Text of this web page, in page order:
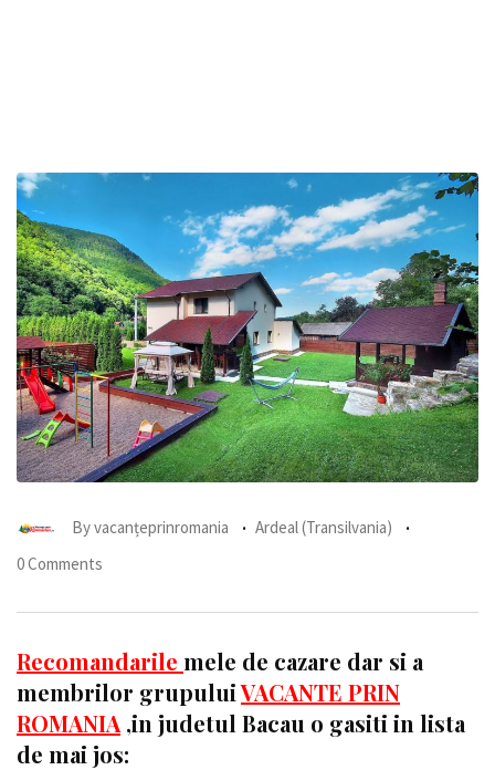
Byvacanțeprinromania
Ardeal (Transilvania)
0 Comments
Recomandarile mele de cazare dar si a
membrilor grupuluiVACANTE PRIN
ROMANIA ,in judetul Bacau o gasiti in lista
de mai jos: